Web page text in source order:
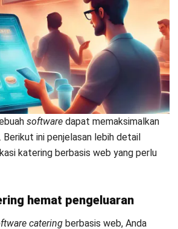
ini, Anda akan mendapati fitur
Fitur ini dapat membuat prioritas
berdasarkan waktu persiapan dan
Sehingga Anda dapat memberikan
delivery routing
system
ini anda dapat mempermudah juru
pesanan dan mengatur waktu
layar dapur yang dapat Anda
setiap pesanan pelanggan dan
untuk dimasak. Sistem ini